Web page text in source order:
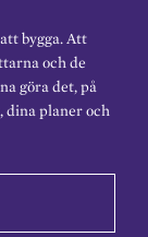
bygga. Att
och de
göra det, på
dina planer och